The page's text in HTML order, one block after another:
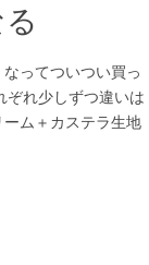
ってついつい買っ
ぞれ少しずつ違いは
ム＋カステラ生地